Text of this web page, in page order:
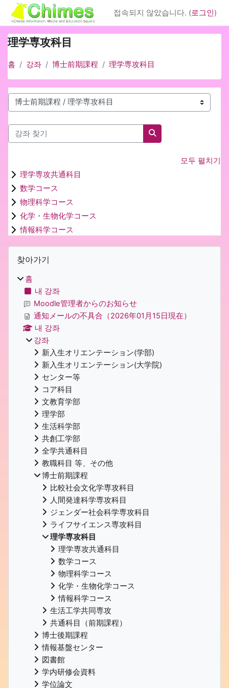
메인 콘텐츠로 건너뛰기
접속되지 않았습니다. (로그인)
理学専攻科目
홈 강좌 博士前期課程 理学専攻科目
강좌 범주
강좌 찾기
강좌 찾기
모두 펼치기
理学専攻共通科目
数学コース
物理科学コース
化学・生物化学コース
情報科学コース
블록
찾아가기
홈
내 강좌
Moodle管理者からのお知らせ
通知メールの不具合（2026年01月15日現在）
내 강좌
강좌
新入生オリエンテーション(学部)
新入生オリエンテーション(大学院)
センター等
コア科目
文教育学部
理学部
生活科学部
共創工学部
全学共通科目
教職科目 等、その他
博士前期課程
比較社会文化学専攻科目
人間発達科学専攻科目
ジェンダー社会科学専攻科目
ライフサイエンス専攻科目
理学専攻科目
理学専攻共通科目
数学コース
物理科学コース
化学・生物化学コース
情報科学コース
生活工学共同専攻
共通科目（前期課程）
博士後期課程
情報基盤センター
図書館
学内研修会資料
学位論文